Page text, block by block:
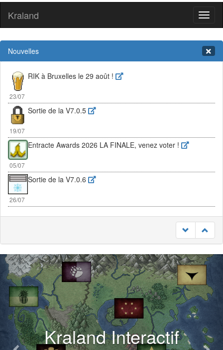
Kraland
Nouvelles
23/07
RIK à Bruxelles le 29 août !
19/07
Sortie de la V7.0.5
05/07
Entracte Awards 2026 LA FINALE, venez voter !
26/07
Sortie de la V7.0.6
Kraland Interactif
Previous